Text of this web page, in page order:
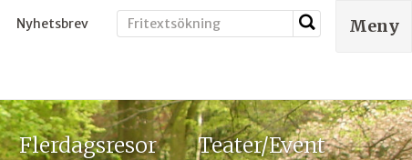
Nyhetsbrev
Flerdagsresor Teater/Event
Meny